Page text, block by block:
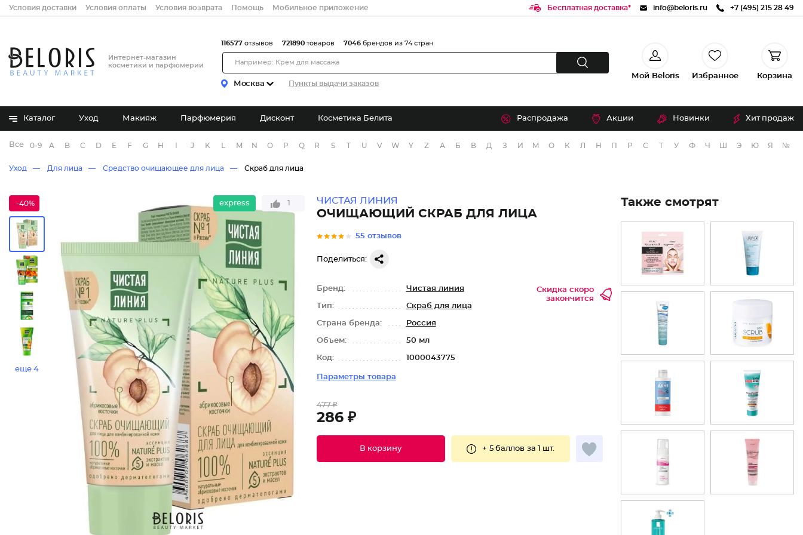
Условия доставки Условия оплаты Условия возврата Помощь Мобильное приложение Бесплатная доставка* info@beloris.ru +7 (495) 215 28 49
Интернет-магазин
косметики и парфюмерии
Москва Пункты выдачи заказов
116577 отзывов 721890 товаров 7046 брендов из 74 стран
Мой Beloris Избранное Корзина
Каталог Уход Макияж Парфюмерия Дисконт Косметика Белита Распродажа Акции Новинки Хит продаж
Все бренды
0-9 A B C D E F G H J K M N O P Q R S T U V W Y Z А Б В Д З И М О К Л Н П Р С Т У Ф Ч Э Ю Я №
Уход Для лица Средство очищающее для лица Скраб для лица
-40% express 1
еще 4
ЧИСТАЯ ЛИНИЯ
ОЧИЩАЮЩИЙ СКРАБ ДЛЯ ЛИЦА
55 отзывов
Поделиться:
Бренд: Чистая линия
Тип: Скраб для лица
Страна бренда: Россия
Объем: 50 мл
Код: 1000043775
Скидка скоро
закончится
Параметры товара
477 ₽
286 ₽
В корзину + 5 баллов за 1 шт.
Также смотрят